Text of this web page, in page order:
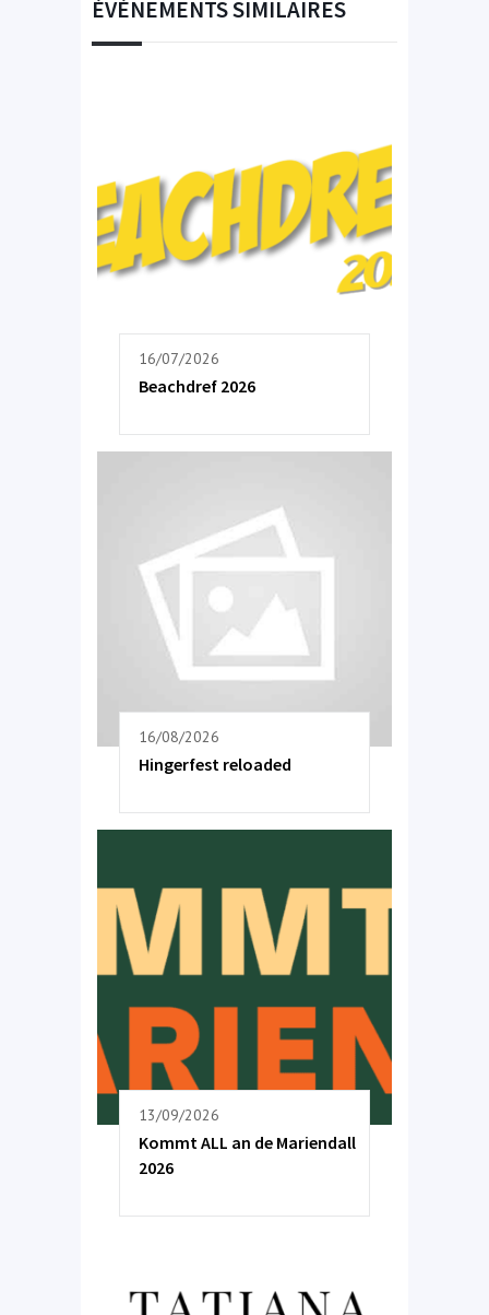
ÉVÉNEMENTS SIMILAIRES
16/07/2026
Beachdref 2026
16/08/2026
Hingerfest reloaded
13/09/2026
Kommt ALL an de Mariendall
2026